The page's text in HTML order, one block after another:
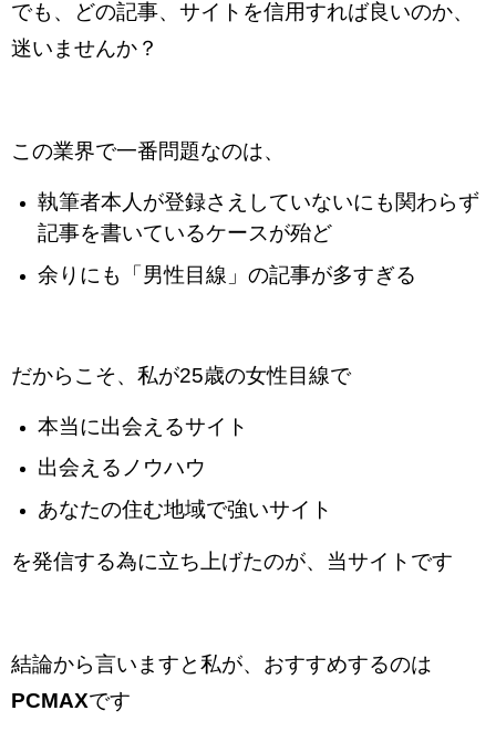
でも、どの記事、サイトを信用すれば良いのか、
迷いませんか？
この業界で一番問題なのは、
執筆者本人が登録さえしていないにも関わらず
記事を書いているケースが殆ど
余りにも「男性目線」の記事が多すぎる
だからこそ、私が25歳の女性目線で
本当に出会えるサイト
出会えるノウハウ
あなたの住む地域で強いサイト
を発信する為に立ち上げたのが、当サイトです
結論から言いますと私が、おすすめするのは
PCMAXです